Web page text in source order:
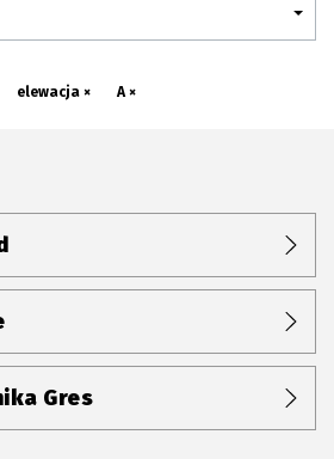
elewacja × A ×
Gres